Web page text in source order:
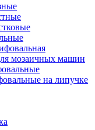
мозаичных машин
на липучке